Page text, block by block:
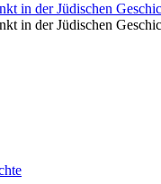
in der Jüdischen
in der Jüdischen